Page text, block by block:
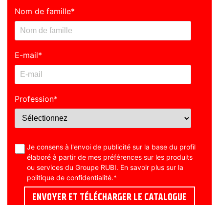
Nom de famille*
E-mail*
Profession*
Je consens à l'envoi de publicité sur la base du profil
élaboré à partir de mes préférences sur les produits
ou services du Groupe RUBI. En savoir plus sur la
politique de confidentialité.*